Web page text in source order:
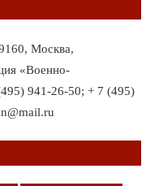
Москва,
«Военно-
941-26-50; + 7 (495)